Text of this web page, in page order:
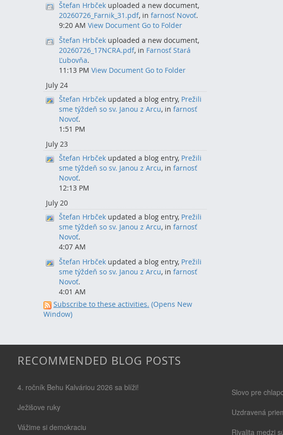
Štefan Hrbček uploaded a new document,
20260726_Farnik_31.pdf, in farnosť Novoť.
9:20 AM View Document Go to Folder
Štefan Hrbček uploaded a new document,
20260726_17NCRA.pdf, in Farnosť Stará
Ľubovňa.
11:13 PM View Document Go to Folder
July 24
Štefan Hrbček updated a blog entry, Prežili
sme týždeň so sv. Janou z Arcu, in farnosť
Novoť.
1:51 PM
July 23
Štefan Hrbček updated a blog entry, Prežili
sme týždeň so sv. Janou z Arcu, in farnosť
Novoť.
12:13 PM
July 20
Štefan Hrbček updated a blog entry, Prežili
sme týždeň so sv. Janou z Arcu, in farnosť
Novoť.
4:07 AM
Štefan Hrbček updated a blog entry, Prežili
sme týždeň so sv. Janou z Arcu, in farnosť
Novoť.
4:01 AM
Subscribe to these activities. (Opens New
Window)
RECOMMENDED BLOG POSTS
4. ročník Behu Kalváriou 2026 sa blíži!
Ježišove ruky
Vážime si demokraciu
Slovo pre
Uzdravená
Rivalita medzi